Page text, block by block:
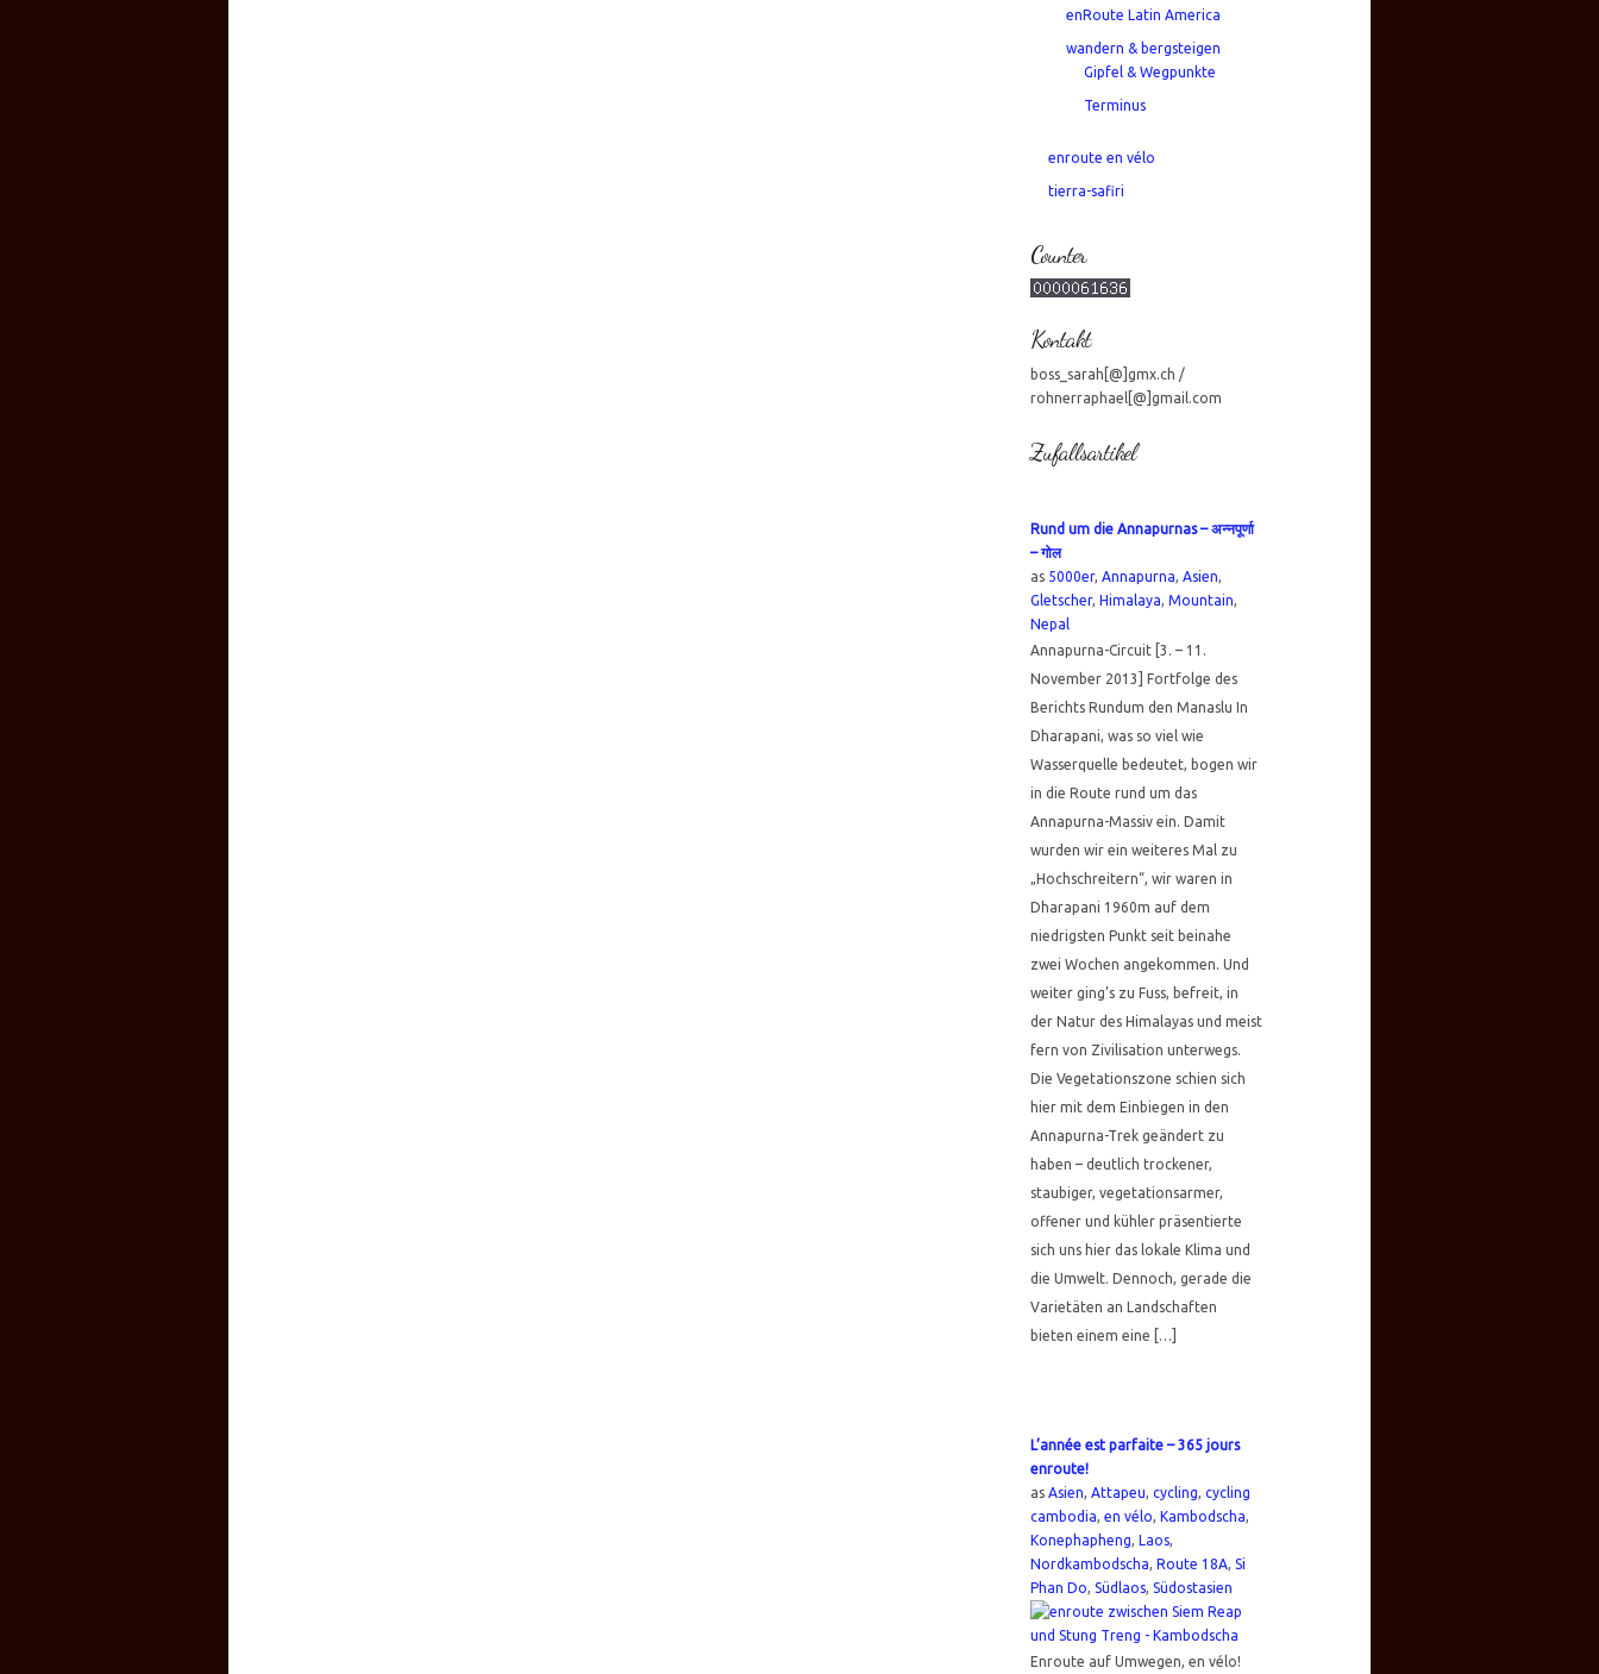
enRoute Latin America
wandern & bergsteigen
Gipfel & Wegpunkte
Terminus
enroute en vélo
tierra-safiri
Counter
Kontakt
boss_sarah[@]gmx.ch /
rohnerraphael[@]gmail.com
Zufallsartikel
Rund um die Annapurnas – अन्नपूर्णा
– गोल
as 5000er, Annapurna, Asien,
Gletscher, Himalaya, Mountain,
Nepal
Annapurna-Circuit [3. – 11.
November 2013] Fortfolge des
Berichts Rundum den Manaslu In
Dharapani, was so viel wie
Wasserquelle bedeutet, bogen wir
in die Route rund um das
Annapurna-Massiv ein. Damit
wurden wir ein weiteres Mal zu
„Hochschreitern“, wir waren in
Dharapani 1960m auf dem
niedrigsten Punkt seit beinahe
zwei Wochen angekommen. Und
weiter ging’s zu Fuss, befreit, in
der Natur des Himalayas und meist
fern von Zivilisation unterwegs.
Die Vegetationszone schien sich
hier mit dem Einbiegen in den
Annapurna-Trek geändert zu
haben – deutlich trockener,
staubiger, vegetationsarmer,
offener und kühler präsentierte
sich uns hier das lokale Klima und
die Umwelt. Dennoch, gerade die
Varietäten an Landschaften
bieten einem eine […]
L’année est parfaite – 365 jours
enroute!
as Asien, Attapeu, cycling, cycling
cambodia, en vélo, Kambodscha,
Konephapheng, Laos,
Nordkambodscha, Route 18A, Si
Phan Do, Südlaos, Südostasien
Enroute auf Umwegen, en vélo!